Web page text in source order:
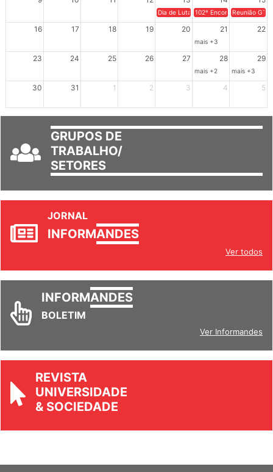
Dia de Luta em Defesa de Cuba e da
102º Encontro da
Reunião
16 17 18 19 20 21 22
mais +3
23 24 25 26 27 28 29
mais +2 mais +3
30 31 1 2 3 4 5
GRUPOS DE
TRABALHO/
SETORES
JORNAL
INFORMANDES
Ver todos
INFORMANDES
BOLETIM
Ver Informandes
REVISTA
UNIVERSIDADE
& SOCIEDADE